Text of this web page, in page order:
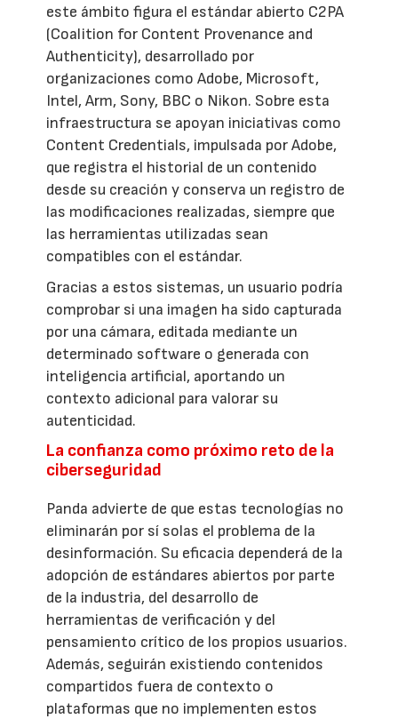
este ámbito figura el estándar abierto C2PA
(Coalition for Content Provenance and
Authenticity), desarrollado por
organizaciones como Adobe, Microsoft,
Intel, Arm, Sony, BBC o Nikon. Sobre esta
infraestructura se apoyan iniciativas como
Content Credentials, impulsada por Adobe,
que registra el historial de un contenido
desde su creación y conserva un registro de
las modificaciones realizadas, siempre que
las herramientas utilizadas sean
compatibles con el estándar.
Gracias a estos sistemas, un usuario podría
comprobar si una imagen ha sido capturada
por una cámara, editada mediante un
determinado software o generada con
inteligencia artificial, aportando un
contexto adicional para valorar su
autenticidad.
La confianza como próximo reto de la
ciberseguridad
Panda advierte de que estas tecnologías no
eliminarán por sí solas el problema de la
desinformación. Su eficacia dependerá de la
adopción de estándares abiertos por parte
de la industria, del desarrollo de
herramientas de verificación y del
pensamiento crítico de los propios usuarios.
Además, seguirán existiendo contenidos
compartidos fuera de contexto o
plataformas que no implementen estos